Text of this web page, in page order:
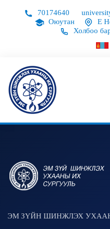
70174640
Оюутан
Е
Холбоо
ЭМ ЗҮЙН ШИНЖЛЭХ